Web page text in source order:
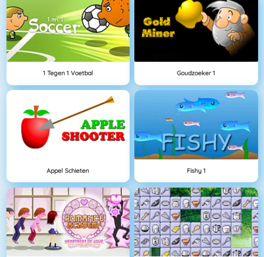
1 Tegen 1 Voetbal Goudzoeker 1
Appel Schieten Fishy 1